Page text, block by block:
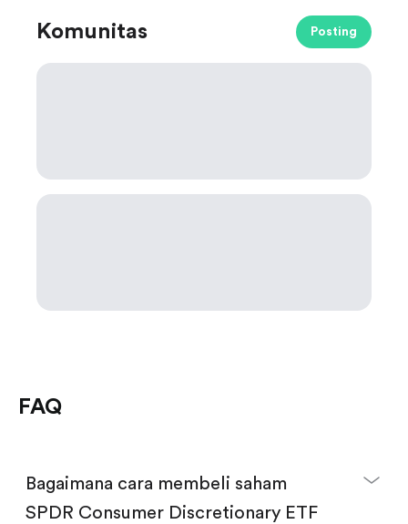
Komunitas Posting
FAQ
Bagaimana cara membeli saham
SPDR Consumer Discretionary ETF